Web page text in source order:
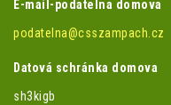
E-mail-podatelna domova
podatelna@csszampach.cz
Datová schránka domova
sh3kigb